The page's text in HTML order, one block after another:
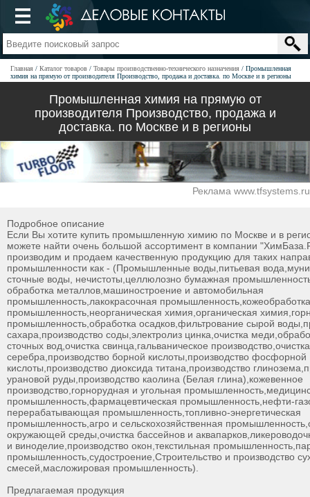
Главная Каталог товаров Товары производственно-технического назначения
Промышленная
химия на прямую от производителя Производство, продажа и доставка. по Москве и в регионы
Промышленная химия на прямую от
производителя Производство, продажа и
доставка. по Москве и в регионы
Реклама www.tfsystems.ru
Подробное описание
Если Вы хотите купить промышленную химию по Москве и в
можете найти очень большой ассортимент в компании
производим и продаем качественную продукцию для таких
промышленности как - (Промышленные воды,питьевая
сточные воды, нечистоты,целлюлозно бумажная
обработка металлов,машиностроение и автомобильная
промышленность,лакокрасочная
промышленность,неорганическая химия,органическая
промышленность,обработка осадков,фильтрование сырой
сахара,производство соды,электролиз цинка,очистка
сточных вод,очистка свинца,гальваническое
серебра,производство борной кислоты,производство фосфорной
кислоты,производство диоксида титана,производство
урановой руды,производство каолина (Белая глина),кожевенное
производство,горнорудная и угольная
промышленность,фармацевтическая промышленность,нефти-
перерабатывающая промышленность,топливно-энергетическая
промышленность,агро и сельскохозяйственная
окружающей среды,очистка бассейнов и
и виноделие,производство окон,текстильная
промышленность,судостроение,Строительство и производство
смесей,масложировая промышленность).
Предлагаемая продукция